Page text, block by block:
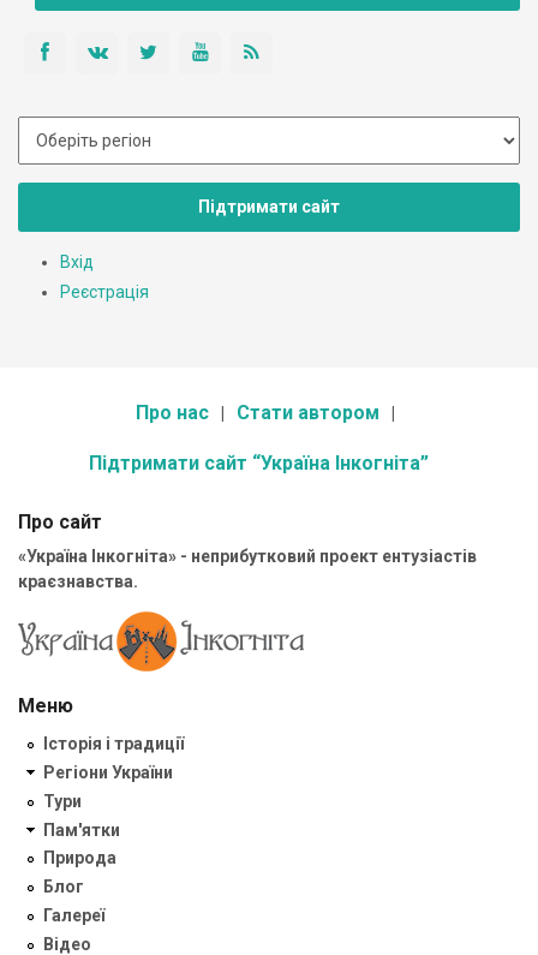
Підтримати сайт
Вхід
Реєстрація
Про нас Стати автором
Підтримати сайт “Україна Інкогніта”
Про сайт
«Україна Інкогніта» - неприбутковий проект ентузіастів
краєзнавства.
Меню
Історія і традиції
Регіони України
Тури
Пам'ятки
Природа
Блог
Галереї
Відео